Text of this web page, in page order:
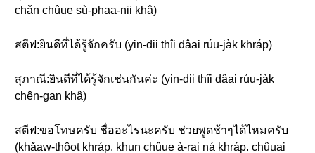
chǎn chûue sù-phaa-nii khâ)
สตีฟ:ยินดีที่ได้รู้จักครับ (yin-dii thîi dâai rúu-jàk khráp)
สุภาณี:ยินดีที่ได้รู้จักเช่นกันค่ะ (yin-dii thîi dâai rúu-jàk
chên-gan khâ)
สตีฟ:ขอโทษครับ ชื่ออะไรนะครับ ช่วยพูดช้าๆได้ไหมครับ
(khǎaw-thôot khráp. khun chûue à-rai ná khráp. chûuai